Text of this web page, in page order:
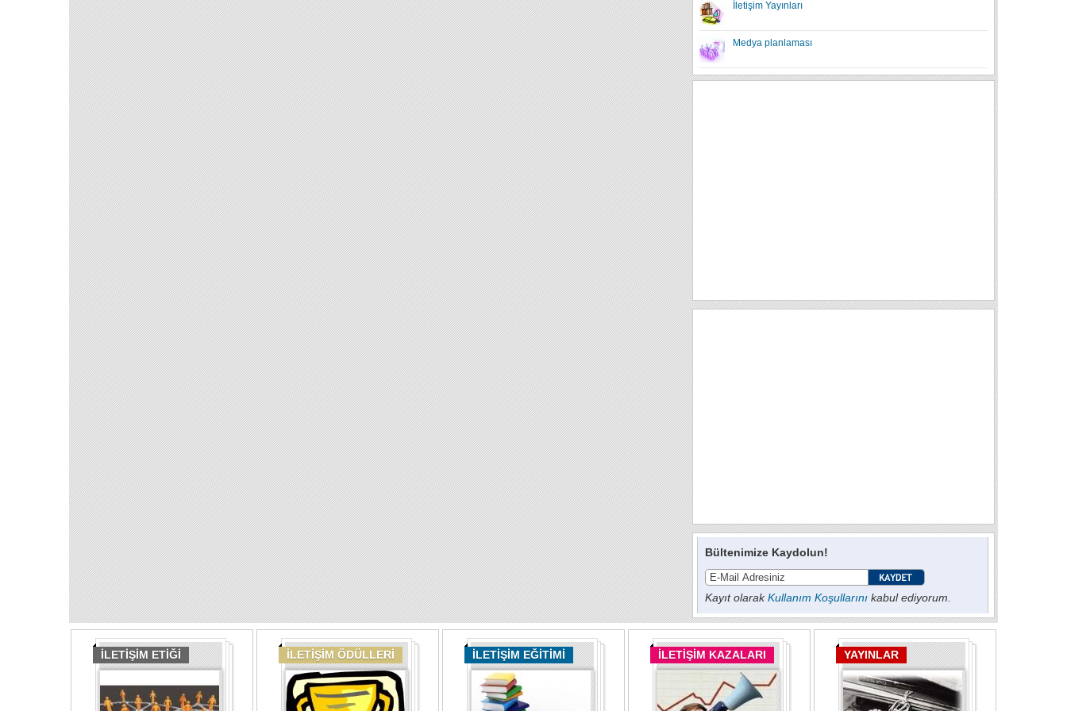
İletişim Yayınları
Medya planlaması
Bültenimize Kaydolun!
Kayıt olarakKullanım Koşullarını kabul ediyorum.
İLETİŞİM ETİĞİ İLETİŞİM ÖDÜLLERİ İLETİŞİM EĞİTİMİ İLETİŞİM KAZALARI YAYINLAR